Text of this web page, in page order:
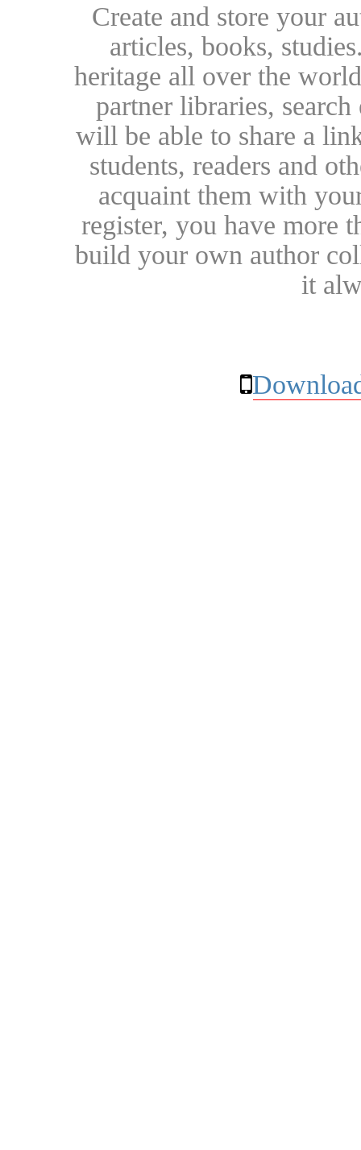
Create and store your
articles, books,
heritage all over the
partner libraries,
will be able to share a
students, readers and
acquaint them with
register, you have more
build your own author
it